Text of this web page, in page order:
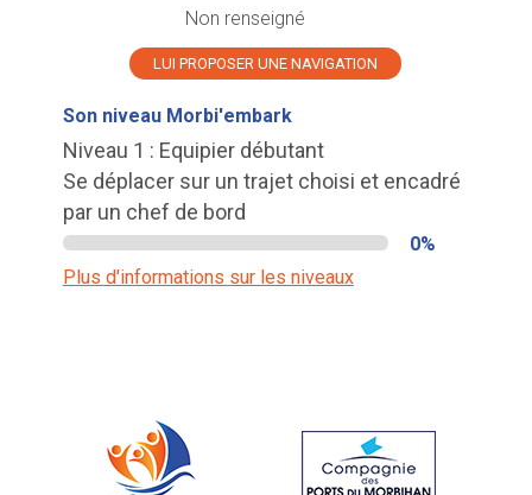
Non renseigné
LUI PROPOSER UNE NAVIGATION
Son niveau Morbi'embark
Niveau 1 : Equipier débutant
Se déplacer sur un trajet choisi et encadré
par un chef de bord
0%
Plus d'informations sur les niveaux